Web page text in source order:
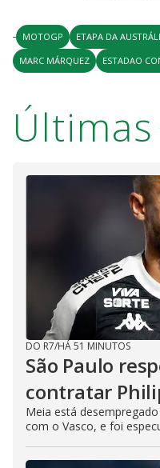
MOTOGP ETAPA DA
MARC MÁRQUEZ
ESTADAO
Últimas
DO R7/HÁ 51 MINUTOS
São Paulo
contratar
Meia está
com o Vasco, e foi